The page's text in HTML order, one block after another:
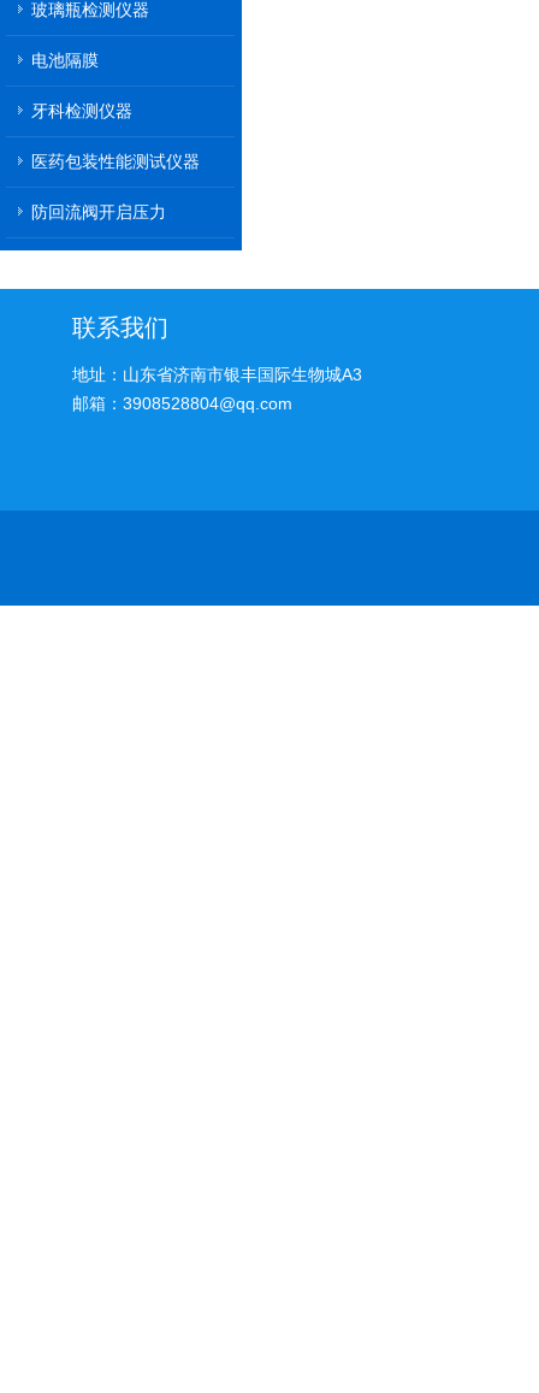
玻璃瓶检测仪器
电池隔膜
牙科检测仪器
医药包装性能测试仪器
防回流阀开启压力
联系我们
地址：山东省济南市银丰国际生物城A3
邮箱：3908528804@qq.com